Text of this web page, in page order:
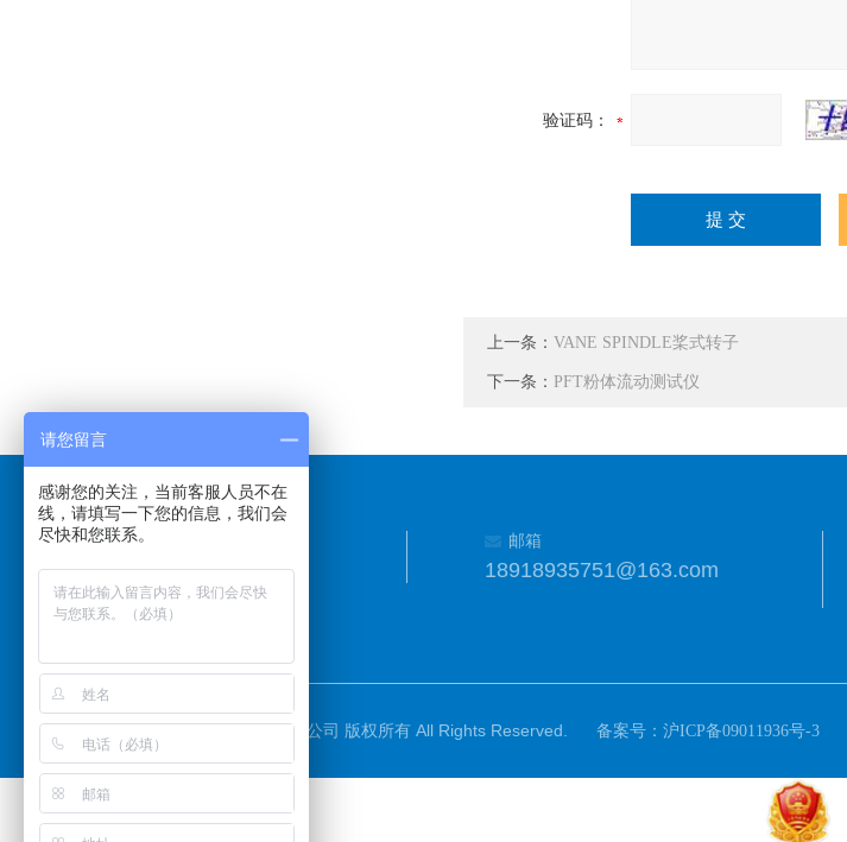
验证码：
上一条： VANE SPINDLE桨式转子
下一条： PFT粉体流动测试仪
邮箱
18918935751@163.com
©2026 上海捷沪仪器仪表有限公司 版权所有 All Rights Reserved. 备案号： 沪ICP备09011936号-3
请您留言
感谢您的关注，当前客服人员不在
线，请填写一下您的信息，我们会
尽快和您联系。